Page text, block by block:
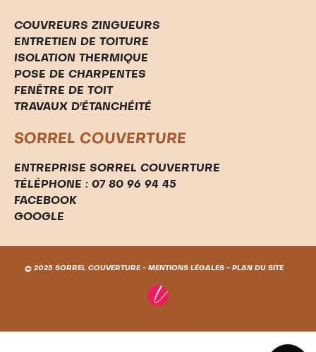
COUVREURS ZINGUEURS
ENTRETIEN DE TOITURE
ISOLATION THERMIQUE
POSE DE CHARPENTES
FENÊTRE DE TOIT
TRAVAUX D'ÉTANCHÉITÉ
SORREL COUVERTURE
ENTREPRISE SORREL COUVERTURE
TÉLÉPHONE : 07 80 96 94 45
FACEBOOK
GOOGLE
© 2025 SORREL COUVERTURE - MENTIONS LÉGALES- PLAN DU SITE